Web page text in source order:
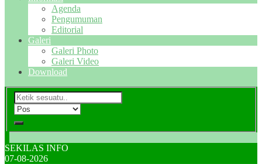
Agenda
Pengumuman
Editorial
Galeri
Galeri Photo
Galeri Video
Download
SEKILAS INFO
07-08-2026